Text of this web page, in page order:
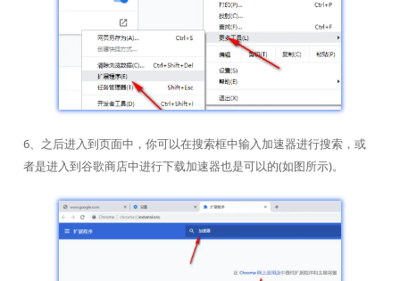
6、之后进入到页面中，你可以在搜索框中输入加速器进行搜索，或
者是进入到谷歌商店中进行下载加速器也是可以的(如图所示)。